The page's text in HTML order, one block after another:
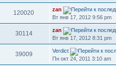
120020
zan
Вт янв 17, 2012 9:56 pm
30114
zan
Вт янв 17, 2012 8:31 pm
39009
Verdict
Пн окт 24, 2011 3:10 am